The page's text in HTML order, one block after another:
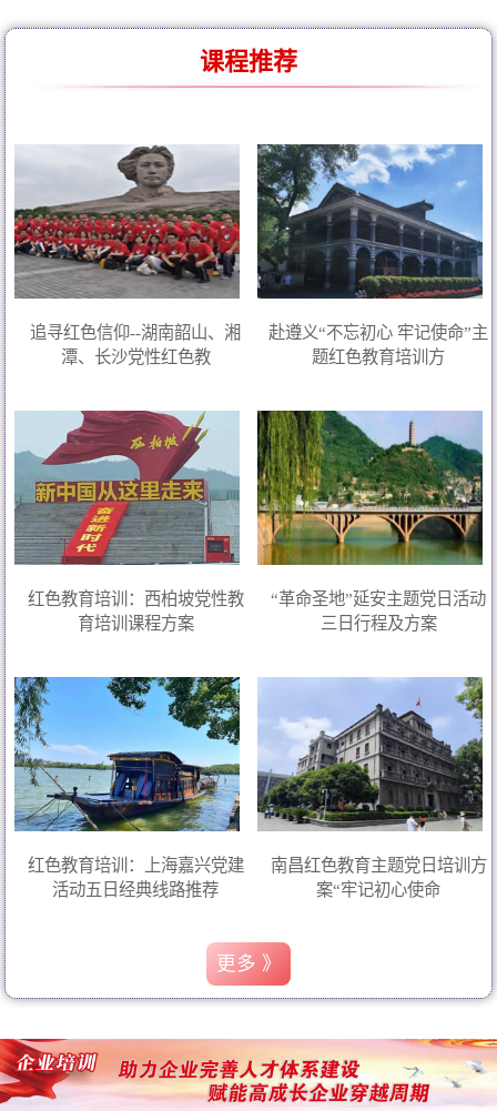
课程推荐
追寻红色信仰--湖南韶山、湘
潭、长沙党性红色教
赴遵义“不忘初心 牢记使命”主
题红色教育培训方
红色教育培训：西柏坡党性教
育培训课程方案
“革命圣地”延安主题党日活动
三日行程及方案
红色教育培训：上海嘉兴党建
活动五日经典线路推荐
南昌红色教育主题党日培训方
案“牢记初心使命
更多 》